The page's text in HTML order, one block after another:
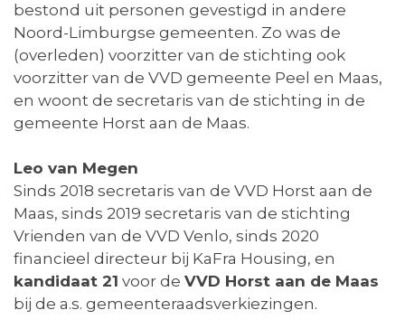
bestond uit personen gevestigd in andere
Noord-Limburgse gemeenten. Zo was de
(overleden) voorzitter van de stichting ook
voorzitter van de VVD gemeente Peel en Maas,
en woont de secretaris van de stichting in de
gemeente Horst aan de Maas.
Leo van Megen
Sinds 2018 secretaris van de VVD Horst aan de
Maas, sinds 2019 secretaris van de stichting
Vrienden van de VVD Venlo, sinds 2020
financieel directeur bij KaFra Housing, en
kandidaat 21 voor de VVD Horst aan de Maas
bij de a.s. gemeenteraadsverkiezingen.